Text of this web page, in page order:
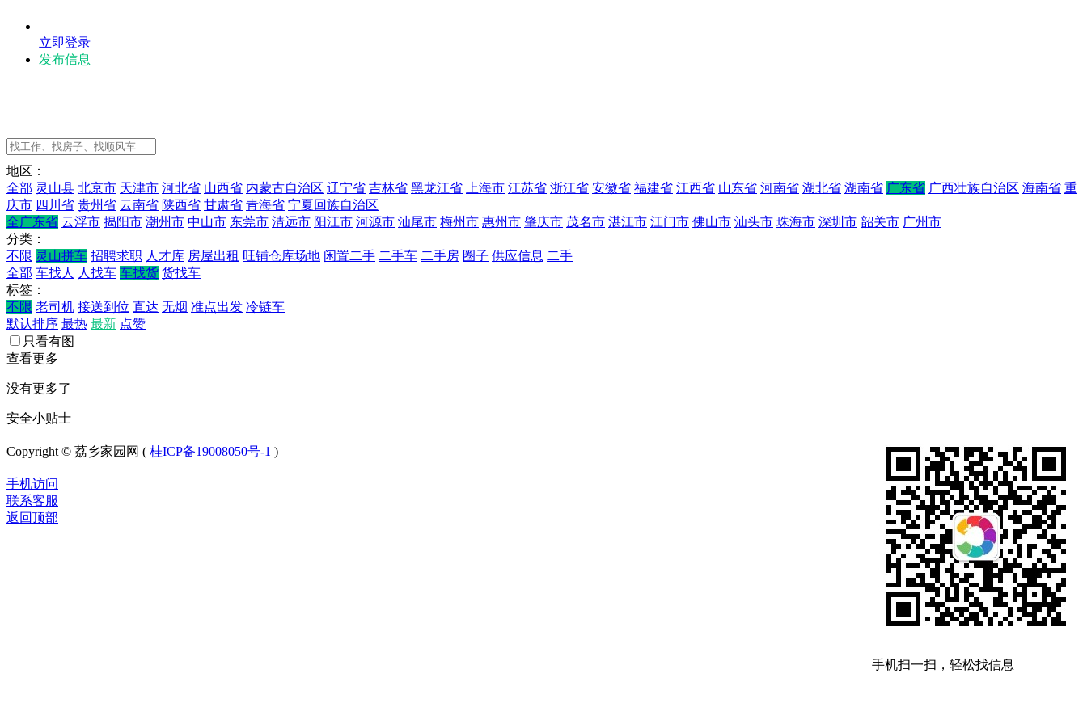
立即登录
发布信息
地区：
全部 灵山县 北京市 天津市 河北省 山西省 内蒙古自治区 辽宁省 吉林省 黑龙江省 上海市 江苏省 浙江省 安徽省 福建省 江西省 山东省 河南省 湖北省 湖南省 广东省 广西壮族自治区 海南省 重
庆市 四川省 贵州省 云南省 陕西省 甘肃省 青海省 宁夏回族自治区
全广东省 云浮市 揭阳市 潮州市 中山市 东莞市 清远市 阳江市 河源市 汕尾市 梅州市 惠州市 肇庆市 茂名市 湛江市 江门市 佛山市 汕头市 珠海市 深圳市 韶关市 广州市
分类：
不限 灵山拼车 招聘求职 人才库 房屋出租 旺铺仓库场地 闲置二手 二手车 二手房 圈子 供应信息 二手
全部 车找人 人找车 车找货 货找车
标签：
不限 老司机 接送到位 直达 无烟 准点出发 冷链车
默认排序 最热 最新 点赞
只看有图
查看更多
没有更多了
安全小贴士
手机扫一扫，轻松找信息
Copyright © 荔乡家园网 ( 桂ICP备19008050号-1 )
手机访问
联系客服
返回顶部